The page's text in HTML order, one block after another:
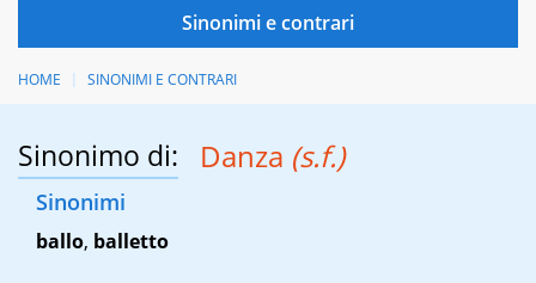
HOME SINONIMI E CONTRARI
Sinonimo di: Danza (s.f.)
Sinonimi
ballo, balletto